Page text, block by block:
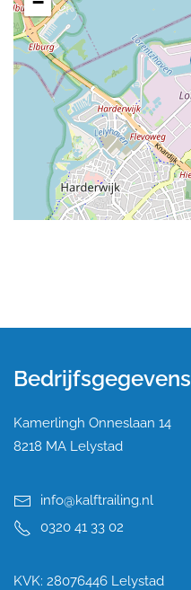
Bedrijfsgegevens
Kamerlingh Onneslaan 14
8218 MA Lelystad
info@kalftrailing.nl
0320 41 33 02
KVK: 28076446 Lelystad